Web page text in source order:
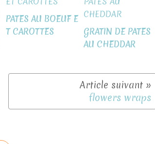
PATES AU BOEUF E
T CAROTTES
GRATIN DE PATES
AU CHEDDAR
flowers wraps